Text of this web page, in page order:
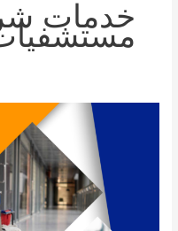
خدمات